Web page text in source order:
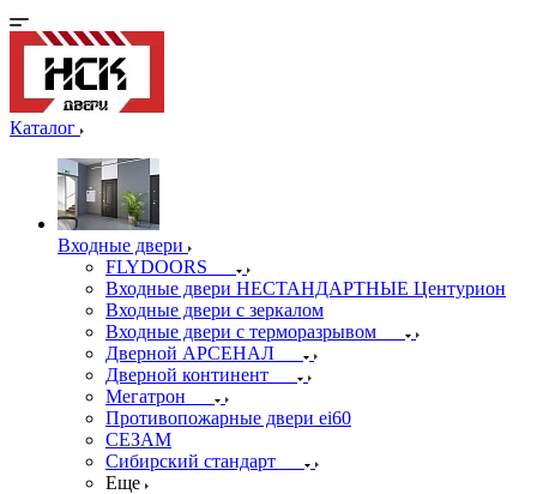
Каталог
Входные двери
FLYDOORS
Входные двери НЕСТАНДАРТНЫЕ Центурион
Входные двери с зеркалом
Входные двери с терморазрывом
Дверной АРСЕНАЛ
Дверной континент
Мегатрон
Противопожарные двери ei60
СЕЗАМ
Сибирский стандарт
Еще